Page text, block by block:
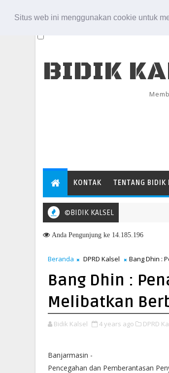
Situs web ini menggunakan cookie untuk
BIDIK
KONTAK TENTANG BIDIK
©BIDIK KALSEL
Anda Pengunjung ke 14.185.196
Beranda DPRD Kalsel Bang Dhin :
Bang Dhin :
Melibatkan
Bidik Kalsel 4 years ago DPRD
Banjarmasin -
Pencegahan dan Pemberantasan